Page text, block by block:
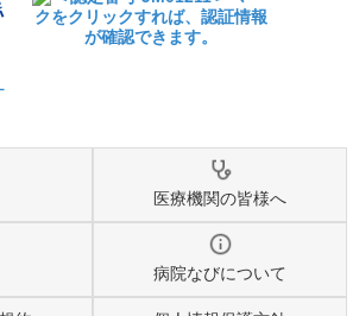
医療機関の皆様へ
病院なびについて